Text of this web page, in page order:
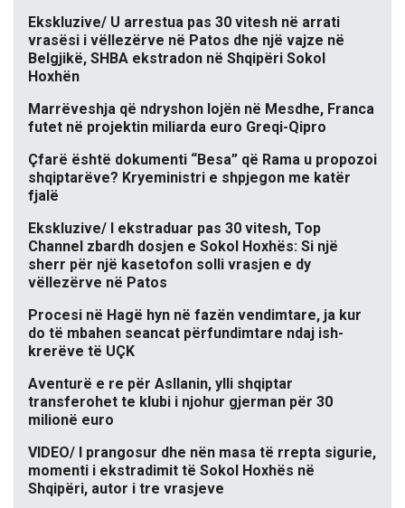
Ekskluzive/ U arrestua pas 30 vitesh në arrati
vrasësi i vëllezërve në Patos dhe një vajze në
Belgjikë, SHBA ekstradon në Shqipëri Sokol
Hoxhën
Marrëveshja që ndryshon lojën në Mesdhe, Franca
futet në projektin miliarda euro Greqi-Qipro
Çfarë është dokumenti “Besa” që Rama u propozoi
shqiptarëve? Kryeministri e shpjegon me katër
fjalë
Ekskluzive/ I ekstraduar pas 30 vitesh, Top
Channel zbardh dosjen e Sokol Hoxhës: Si një
sherr për një kasetofon solli vrasjen e dy
vëllezërve në Patos
Procesi në Hagë hyn në fazën vendimtare, ja kur
do të mbahen seancat përfundimtare ndaj ish-
krerëve të UÇK
Aventurë e re për Asllanin, ylli shqiptar
transferohet te klubi i njohur gjerman për 30
milionë euro
VIDEO/ I prangosur dhe nën masa të rrepta sigurie,
momenti i ekstradimit të Sokol Hoxhës në
Shqipëri, autor i tre vrasjeve